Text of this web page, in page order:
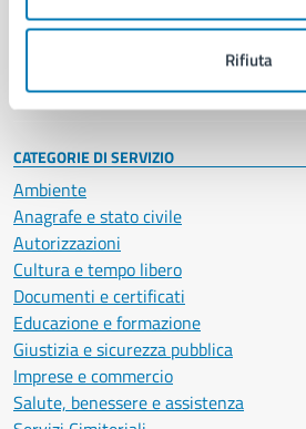
Rifiuta
Personale amministrativo
CATEGORIE DI SERVIZIO
Ambiente
Anagrafe e stato civile
Autorizzazioni
Cultura e tempo libero
Documenti e certificati
Educazione e formazione
Giustizia e sicurezza pubblica
Imprese e commercio
Salute, benessere e assistenza